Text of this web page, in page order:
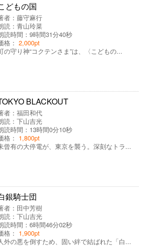
どもの国
者：藤守麻行
読：青山玲菜
読時間：9時間31分40秒
格：2,000pt
の守り神“コクテンさま”は、〈こどもの...
BLACKOUT
者：福田和代
読：下山吉光
読時間：13時間0分10秒
格： 1,800pt
曾有の大停電が、東京を襲う。深刻なトラ...
銀騎士団
者： 田中芳樹
読：下山吉光
読時間：6時間46分02秒
格： 1,900pt
外の悪を倒すため、固い絆で結ばれた「白...